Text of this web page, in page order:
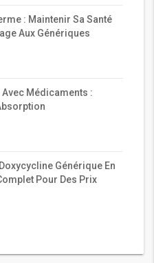
: Maintenir Sa Santé
Aux Génériques
Avec Médicaments :
Générique En
Pour Des Prix